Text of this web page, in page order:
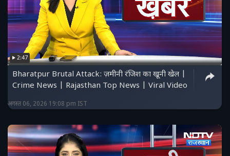
2:47
Bharatpur Brutal Attack: ज़मीनी रंजिश का खूनी खेल |
Crime News | Rajasthan Top News | Viral Video
अगस्त 06, 2026 19:08 pm IST